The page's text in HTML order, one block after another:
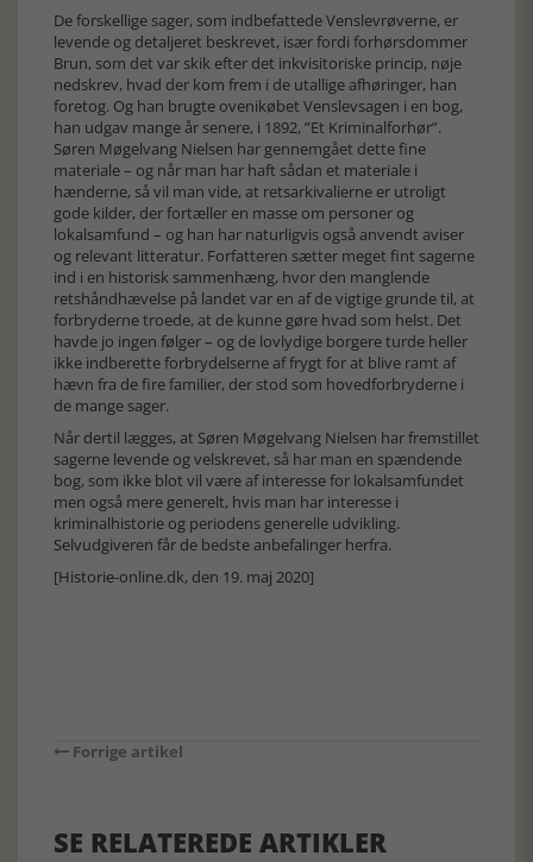
De forskellige sager, som indbefattede Venslevrøverne, er
levende og detaljeret beskrevet, især fordi forhørsdommer
Brun, som det var skik efter det inkvisitoriske princip, nøje
nedskrev, hvad der kom frem i de utallige afhøringer, han
foretog. Og han brugte ovenikøbet Venslevsagen i en bog,
han udgav mange år senere, i 1892, ”Et Kriminalforhør”.
Søren Møgelvang Nielsen har gennemgået dette fine
materiale – og når man har haft sådan et materiale i
hænderne, så vil man vide, at retsarkivalierne er utroligt
gode kilder, der fortæller en masse om personer og
lokalsamfund – og han har naturligvis også anvendt aviser
og relevant litteratur. Forfatteren sætter meget fint sagerne
ind i en historisk sammenhæng, hvor den manglende
retshåndhævelse på landet var en af de vigtige grunde til, at
forbryderne troede, at de kunne gøre hvad som helst. Det
havde jo ingen følger – og de lovlydige borgere turde heller
ikke indberette forbrydelserne af frygt for at blive ramt af
hævn fra de fire familier, der stod som hovedforbryderne i
de mange sager.
Når dertil lægges, at Søren Møgelvang Nielsen har fremstillet
sagerne levende og velskrevet, så har man en spændende
bog, som ikke blot vil være af interesse for lokalsamfundet
men også mere generelt, hvis man har interesse i
kriminalhistorie og periodens generelle udvikling.
Selvudgiveren får de bedste anbefalinger herfra.
[Historie-online.dk, den 19. maj 2020]
Forrige artikel
SE RELATEREDE ARTIKLER